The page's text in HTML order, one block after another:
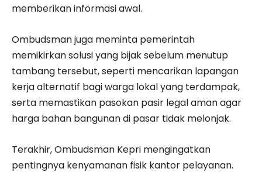
memberikan informasi awal.
Ombudsman juga meminta pemerintah
memikirkan solusi yang bijak sebelum menutup
tambang tersebut, seperti mencarikan lapangan
kerja alternatif bagi warga lokal yang terdampak,
serta memastikan pasokan pasir legal aman agar
harga bahan bangunan di pasar tidak melonjak.
Terakhir, Ombudsman Kepri mengingatkan
pentingnya kenyamanan fisik kantor pelayanan.